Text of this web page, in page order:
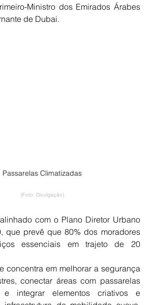
Ministro dos Emirados Árabes
de Dubai.
Passarelas Climatizadas
(Foto: Divulgação)
com o Plano Diretor Urbano
que prevê que 80% dos moradores
essenciais em trajeto de 20
concentra em melhorar a segurança
conectar áreas com passarelas
e integrar elementos criativos e